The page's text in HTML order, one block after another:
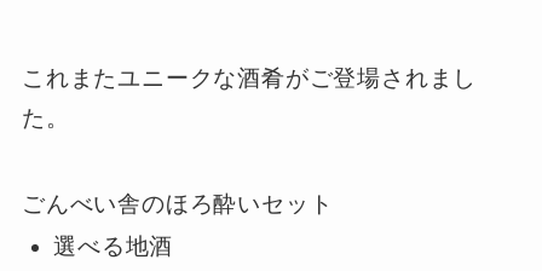
これまたユニークな酒肴がご登場されまし
た。
ごんべい舎のほろ酔いセット
選べる地酒